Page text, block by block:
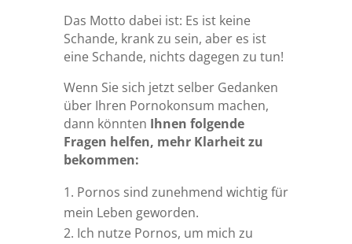
Das Motto dabei ist: Es ist keine
Schande, krank zu sein, aber es ist
eine Schande, nichts dagegen zu tun!
Wenn Sie sich jetzt selber Gedanken
über Ihren Pornokonsum machen,
dann könnten Ihnen folgende
Fragen helfen, mehr Klarheit zu
bekommen:
Pornos sind zunehmend wichtig für
mein Leben geworden.
Ich nutze Pornos, um mich zu